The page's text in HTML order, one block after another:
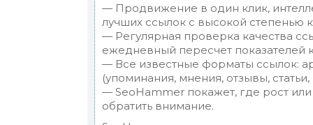
— Продвижение в один клик,
лучших ссылок с высокой степенью
— Регулярная проверка качества
ежедневный пересчет показателей
— Все известные форматы ссылок:
(упоминания, мнения, отзывы,
— SeoHammer покажет, где рост
обратить внимание.